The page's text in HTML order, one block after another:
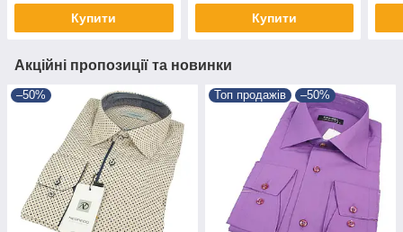
Купити Купити
Акційні пропозиції та новинки
–50% Топ продажів –50%